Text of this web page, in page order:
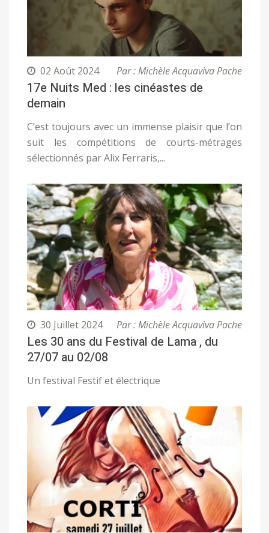
02 Août 2024 Par : Michèle Acquaviva Pache
17e Nuits Med : les cinéastes de
demain
C’est toujours avec un immense plaisir que l’on
suit les compétitions de courts-métrages
sélectionnés par Alix Ferraris,...
30 Juillet 2024 Par : Michèle Acquaviva Pache
Les 30 ans du Festival de Lama , du
27/07 au 02/08
Un festival Festif et électrique